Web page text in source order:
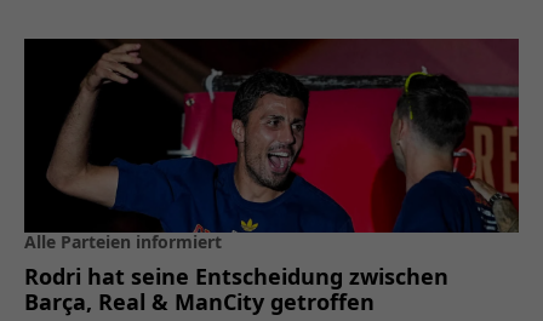
Alle Parteien informiert
Rodri hat seine Entscheidung zwischen
Barça, Real & ManCity getroffen